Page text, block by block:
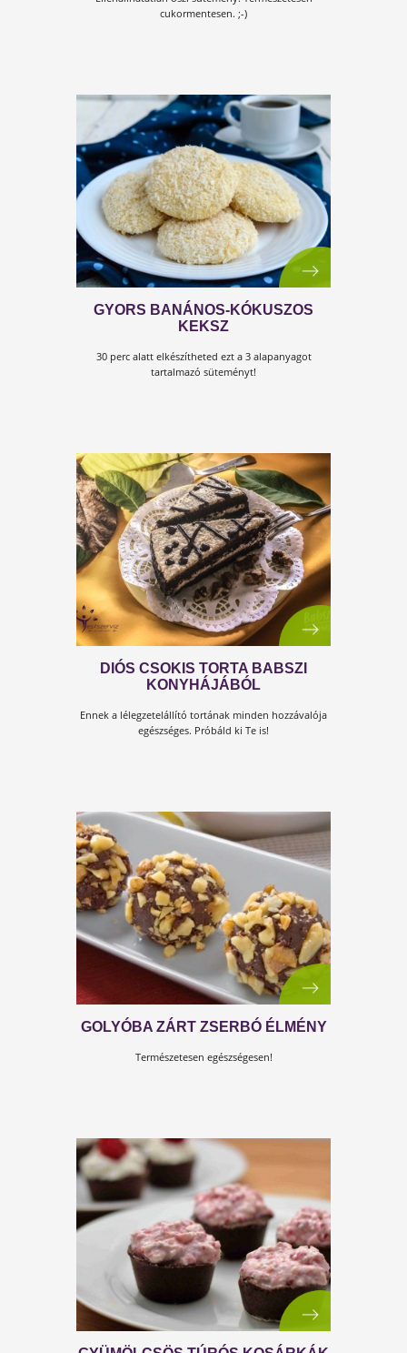
ÍNYCSIKLANDÓ MEGGYES
Diétádba csodajó desszertet keresel? Íme, ezt
fogod!
A LEGFINOMABB HÁZI
MÁKOS-ALMÁS SÜTIKE
Ezt az egészséges süteményt garantáltan imádni